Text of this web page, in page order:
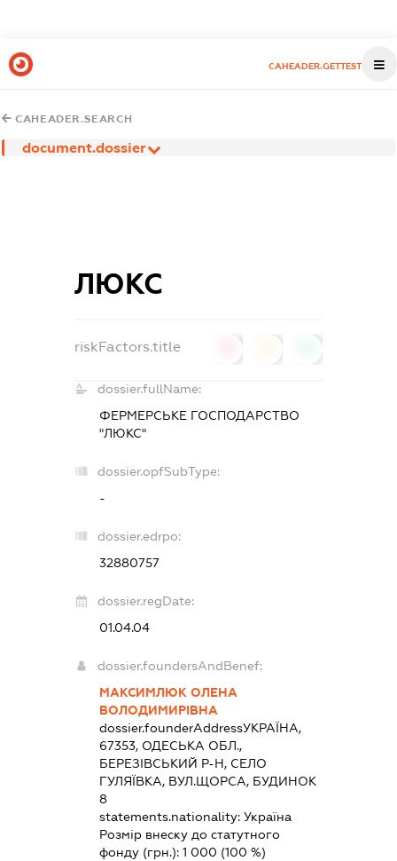
CAHEADER.GETTEST
CAHEADER.SEARCH
document.dossier
ЛЮКС
riskFactors.title
dossier.fullName:
ФЕРМЕРСЬКЕ ГОСПОДАРСТВО
"ЛЮКС"
dossier.opfSubType:
-
dossier.edrpo:
32880757
dossier.regDate:
01.04.04
dossier.foundersAndBenef:
МАКСИМЛЮК ОЛЕНА
ВОЛОДИМИРІВНА
dossier.founderAddressУКРАЇНА,
67353, ОДЕСЬКА ОБЛ.,
БЕРЕЗІВСЬКИЙ Р-Н, СЕЛО
ГУЛЯЇВКА, ВУЛ.ЩОРСА, БУДИНОК
8
statements.nationality:Україна
Розмір внеску до статутного
фонду (грн.):1 000 (100 %)